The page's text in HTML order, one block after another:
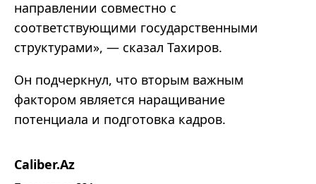
направлении совместно с
соответствующими государственными
структурами», — сказал Тахиров.
Он подчеркнул, что вторым важным
фактором является наращивание
потенциала и подготовка кадров.
Caliber.Az